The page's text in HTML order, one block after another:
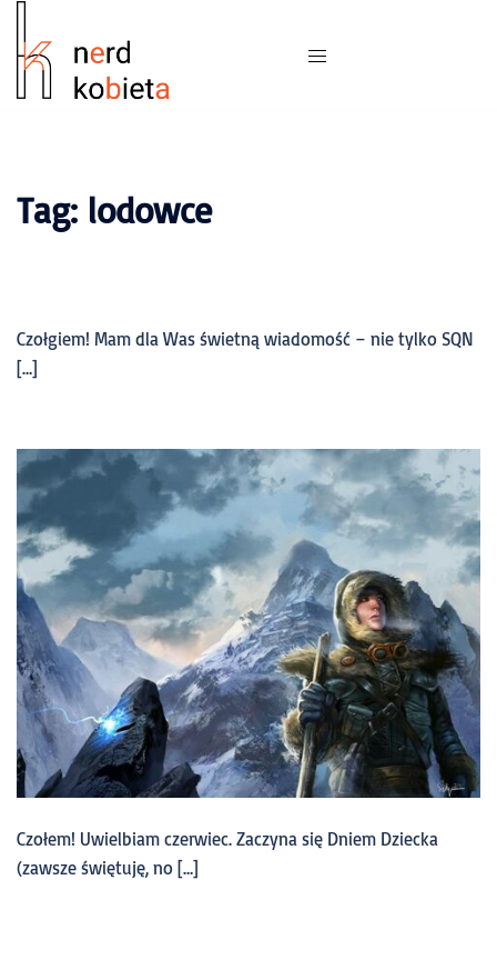
Tag: lodowce
Czołgiem! Mam dla Was świetną wiadomość – nie tylko SQN
[…]
Czołem! Uwielbiam czerwiec. Zaczyna się Dniem Dziecka
(zawsze świętuję, no […]